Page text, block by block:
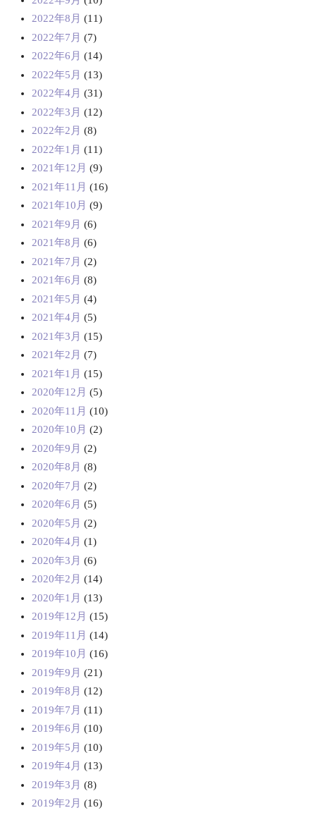
2022年8月 (11)
2022年7月 (7)
2022年6月 (14)
2022年5月 (13)
2022年4月 (31)
2022年3月 (12)
2022年2月 (8)
2022年1月 (11)
2021年12月 (9)
2021年11月 (16)
2021年10月 (9)
2021年9月 (6)
2021年8月 (6)
2021年7月 (2)
2021年6月 (8)
2021年5月 (4)
2021年4月 (5)
2021年3月 (15)
2021年2月 (7)
2021年1月 (15)
2020年12月 (5)
2020年11月 (10)
2020年10月 (2)
2020年9月 (2)
2020年8月 (8)
2020年7月 (2)
2020年6月 (5)
2020年5月 (2)
2020年4月 (1)
2020年3月 (6)
2020年2月 (14)
2020年1月 (13)
2019年12月 (15)
2019年11月 (14)
2019年10月 (16)
2019年9月 (21)
2019年8月 (12)
2019年7月 (11)
2019年6月 (10)
2019年5月 (10)
2019年4月 (13)
2019年3月 (8)
2019年2月 (16)